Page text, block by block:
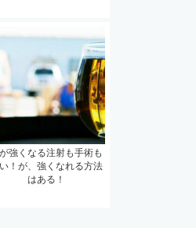
強くなる注射も手術も
！が、強くなれる方法
はある！